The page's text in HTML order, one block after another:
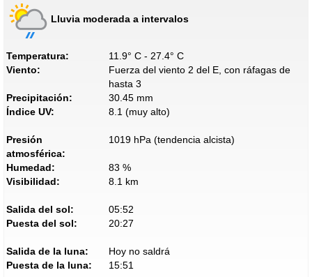
Lluvia moderada a intervalos
Temperatura:
11.9° C - 27.4° C
Viento:
Fuerza del viento 2 del E, con ráfagas de
hasta 3
Precipitación:
30.45 mm
Índice UV:
8.1 (muy alto)
Presión
atmosférica:
1019 hPa (tendencia alcista)
Humedad:
83 %
Visibilidad:
8.1 km
Salida del sol:
05:52
Puesta del sol:
20:27
Salida de la luna:
Hoy no saldrá
Puesta de la luna:
15:51